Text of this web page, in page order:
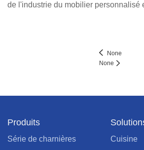
de l'industrie du mobilier personnalisé
None
None
Produits
Série de charnières
Cuisine